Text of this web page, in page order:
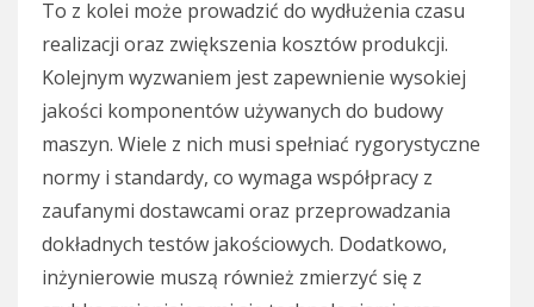
To z kolei może prowadzić do wydłużenia czasu
realizacji oraz zwiększenia kosztów produkcji.
Kolejnym wyzwaniem jest zapewnienie wysokiej
jakości komponentów używanych do budowy
maszyn. Wiele z nich musi spełniać rygorystyczne
normy i standardy, co wymaga współpracy z
zaufanymi dostawcami oraz przeprowadzania
dokładnych testów jakościowych. Dodatkowo,
inżynierowie muszą również zmierzyć się z